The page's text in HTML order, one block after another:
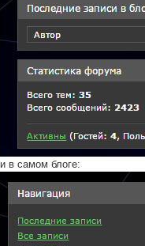
и в самом блоге: